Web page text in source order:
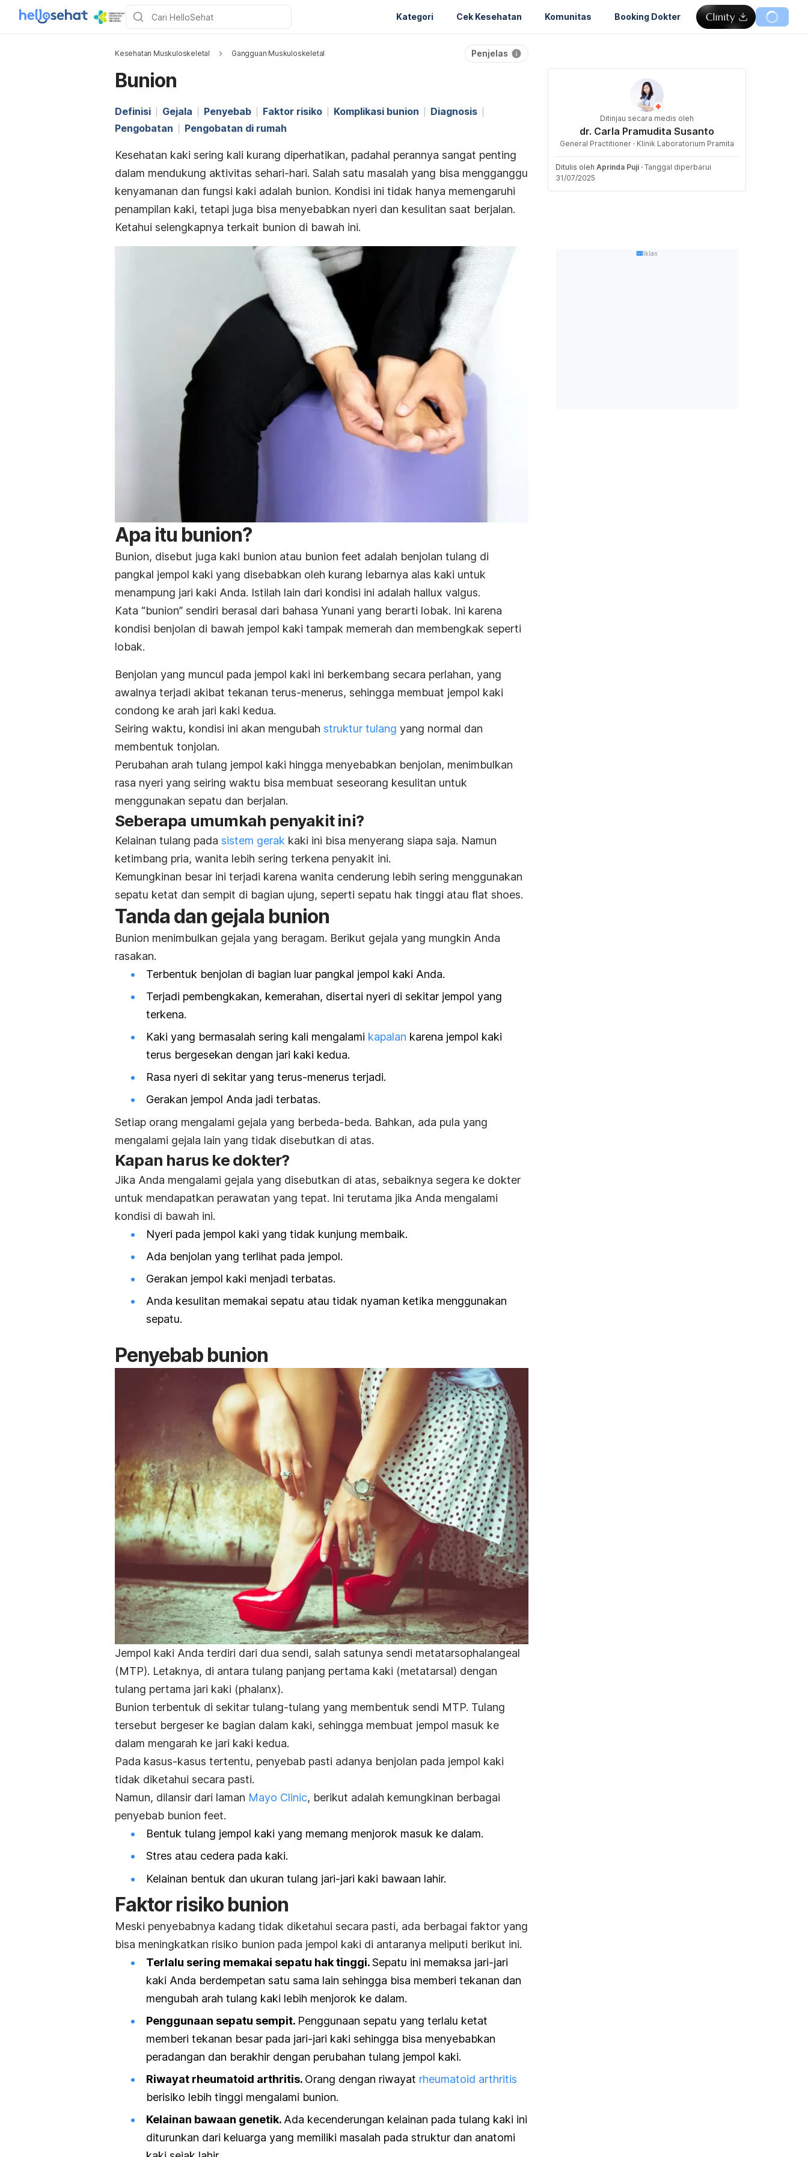
Kategori Cek Kesehatan Komunitas Booking Dokter
Kesehatan Muskuloskeletal Gangguan Muskuloskeletal Penjelas
Bunion
Definisi Gejala Penyebab Faktor risiko Komplikasi bunion
Diagnosis
Pengobatan
Pengobatan di rumah
Kesehatan kaki sering kali kurang diperhatikan, padahal perannya sangat penting
dalam mendukung aktivitas sehari-hari. Salah satu masalah yang bisa mengganggu
kenyamanan dan fungsi kaki adalah bunion. Kondisi ini tidak hanya memengaruhi
penampilan kaki, tetapi juga bisa menyebabkan nyeri dan kesulitan saat berjalan.
Ketahui selengkapnya terkait bunion di bawah ini.
Apa itu bunion?
Bunion, disebut juga kaki bunion atau bunion feet adalah benjolan tulang di
pangkal jempol kaki yang disebabkan oleh kurang lebarnya alas kaki untuk
menampung jari kaki Anda. Istilah lain dari kondisi ini adalah hallux valgus.
Kata “bunion” sendiri berasal dari bahasa Yunani yang berarti lobak. Ini karena
kondisi benjolan di bawah jempol kaki tampak memerah dan membengkak seperti
lobak.
Benjolan yang muncul pada jempol kaki ini berkembang secara perlahan, yang
awalnya terjadi akibat tekanan terus-menerus, sehingga membuat jempol kaki
condong ke arah jari kaki kedua.
Seiring waktu, kondisi ini akan mengubah struktur tulang yang normal dan
membentuk tonjolan.
Perubahan arah tulang jempol kaki hingga menyebabkan benjolan, menimbulkan
rasa nyeri yang seiring waktu bisa membuat seseorang kesulitan untuk
menggunakan sepatu dan berjalan.
Seberapa umumkah penyakit ini?
Kelainan tulang pada sistem gerak kaki ini bisa menyerang siapa saja. Namun
ketimbang pria, wanita lebih sering terkena penyakit ini.
Kemungkinan besar ini terjadi karena wanita cenderung lebih sering menggunakan
sepatu ketat dan sempit di bagian ujung, seperti sepatu hak tinggi atau flat shoes.
Tanda dan gejala bunion
Bunion menimbulkan gejala yang beragam. Berikut gejala yang mungkin Anda
rasakan.
Terbentuk benjolan di bagian luar pangkal jempol kaki Anda.
Terjadi pembengkakan, kemerahan, disertai nyeri di sekitar jempol yang
terkena.
Kaki yang bermasalah sering kali mengalami kapalan karena jempol kaki
terus bergesekan dengan jari kaki kedua.
Rasa nyeri di sekitar yang terus-menerus terjadi.
Gerakan jempol Anda jadi terbatas.
Setiap orang mengalami gejala yang berbeda-beda. Bahkan, ada pula yang
mengalami gejala lain yang tidak disebutkan di atas.
Kapan harus ke dokter?
Jika Anda mengalami gejala yang disebutkan di atas, sebaiknya segera ke dokter
untuk mendapatkan perawatan yang tepat. Ini terutama jika Anda mengalami
kondisi di bawah ini.
Nyeri pada jempol kaki yang tidak kunjung membaik.
Ada benjolan yang terlihat pada jempol.
Gerakan jempol kaki menjadi terbatas.
Anda kesulitan memakai sepatu atau tidak nyaman ketika menggunakan
sepatu.
Penyebab bunion
Jempol kaki Anda terdiri dari dua sendi, salah satunya sendi metatarsophalangeal
(MTP). Letaknya, di antara tulang panjang pertama kaki (metatarsal) dengan
tulang pertama jari kaki (phalanx).
Bunion terbentuk di sekitar tulang-tulang yang membentuk sendi MTP. Tulang
tersebut bergeser ke bagian dalam kaki, sehingga membuat jempol masuk ke
dalam mengarah ke jari kaki kedua.
Pada kasus-kasus tertentu, penyebab pasti adanya benjolan pada jempol kaki
tidak diketahui secara pasti.
Namun, dilansir dari laman Mayo Clinic, berikut adalah kemungkinan berbagai
penyebab bunion feet.
Bentuk tulang jempol kaki yang memang menjorok masuk ke dalam.
Stres atau cedera pada kaki.
Kelainan bentuk dan ukuran tulang jari-jari kaki bawaan lahir.
Faktor risiko bunion
Meski penyebabnya kadang tidak diketahui secara pasti, ada berbagai faktor yang
bisa meningkatkan risiko bunion pada jempol kaki di antaranya meliputi berikut ini.
Terlalu sering memakai sepatu hak tinggi.Sepatu ini memaksa jari-jari
kaki Anda berdempetan satu sama lain sehingga bisa memberi tekanan dan
mengubah arah tulang kaki lebih menjorok ke dalam.
Penggunaan sepatu sempit. Penggunaan sepatu yang terlalu ketat
memberi tekanan besar pada jari-jari kaki sehingga bisa menyebabkan
peradangan dan berakhir dengan perubahan tulang jempol kaki.
Riwayat rheumatoid arthritis. Orang dengan riwayat rheumatoid arthritis
berisiko lebih tinggi mengalami bunion.
Kelainan bawaan genetik.Ada kecenderungan kelainan pada tulang kaki ini
diturunkan dari keluarga yang memiliki masalah pada struktur dan anatomi
Ditinjau secara medis oleh
dr. Carla Pramudita Susanto
General Practitioner · Klinik Laboratorium Pramita
Ditulis oleh Aprinda Puji · Tanggal diperbarui
31/07/2025
Iklan